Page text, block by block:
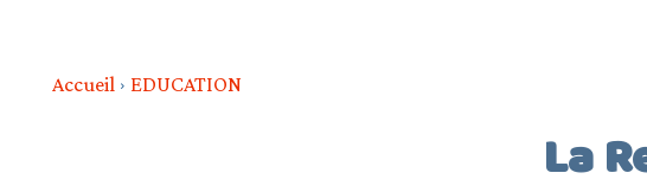
Accueil EDUCATION
La